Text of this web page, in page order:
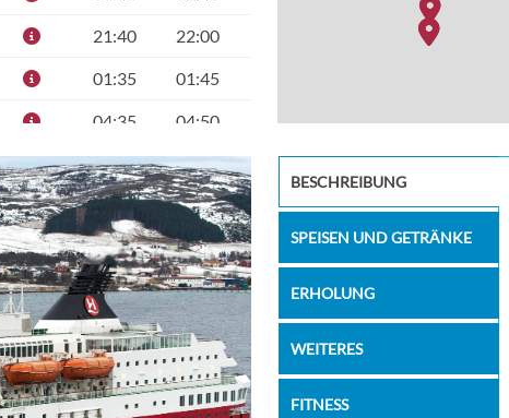
21:40 22:00
01:35 01:45
04:35 04:50
06:00 06:10
10:00 10:10
13:05 15:20
19:15 19:40
21:20 22:15
01:30 01:40
BESCHREIBUNG
SPEISEN UND GETRÄNKE
ERHOLUNG
WEITERES
FITNESS